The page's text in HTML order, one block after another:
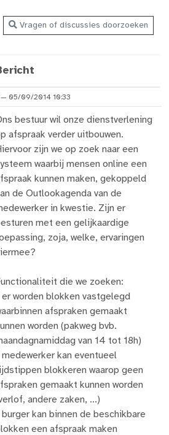
Vragen of discussies doorzoeken
— 05/09/2014 10:33
bestuur wil onze dienstverlening
afspraak verder uitbouwen.
zijn we op zoek naar een
waarbij mensen online een
kunnen maken, gekoppeld
de Outlookagenda van de
in kwestie. Zijn er
met een gelijkaardige
zoja, welke, ervaringen
die we zoeken:
er worden blokken vastgelegd
afspraken gemaakt
worden (pakweg bvb.
van 14 tot 18h)
medewerker kan eventueel
blokkeren waarop geen
gemaakt kunnen worden
andere zaken, ...)
burger kan binnen de beschikbare
een afspraak maken